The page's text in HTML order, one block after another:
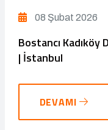
08 Şubat 2026
Bostancı Kadıköy
| İstanbul
DEVAMI